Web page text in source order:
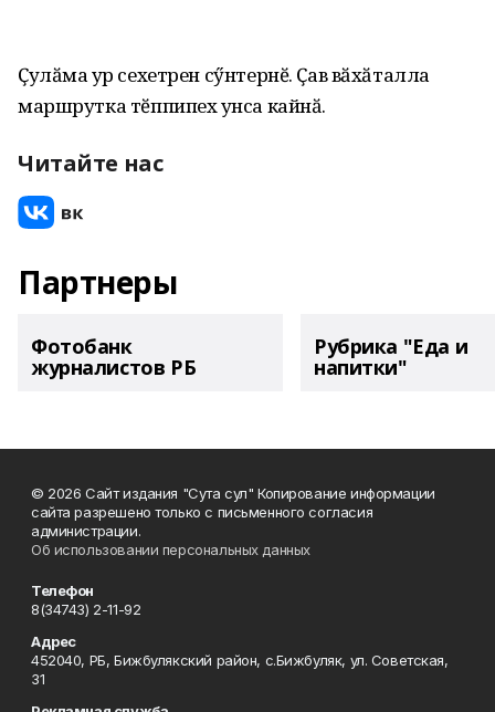
Ҫулӑма ҫур сехетрен сӳнтернӗ. Ҫав вӑхӑталла
маршрутка тӗппипех ҫунса кайнӑ.
Читайте нас
Партнеры
Фотобанк
журналистов РБ
Рубрика "Еда и
напитки"
© 2026 Сайт издания "Сута сул" Копирование информации
сайта разрешено только с письменного согласия
администрации.
Об использовании персональных данных
Телефон
8(34743) 2-11-92
Адрес
452040, РБ, Бижбулякский район, с.Бижбуляк, ул. Советская,
31